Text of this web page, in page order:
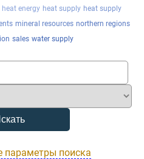
heat energy heat supply heat supply
mineral resources northern regions
sales water supply
параметры поиска